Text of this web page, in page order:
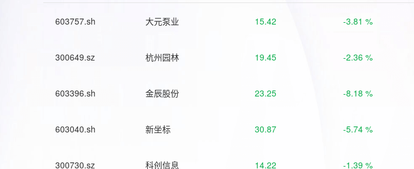
603757.sh 大元泵业 15.42 -3.81 %
300649.sz 杭州园林 19.45 -2.36 %
603396.sh 金辰股份 23.25 -8.18 %
603040.sh 新坐标 30.87 -5.74 %
300730.sz 科创信息 14.22 -1.39 %